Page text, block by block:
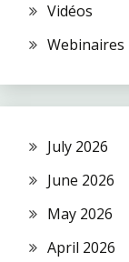
Vidéos
Webinaires
July 2026
June 2026
May 2026
April 2026